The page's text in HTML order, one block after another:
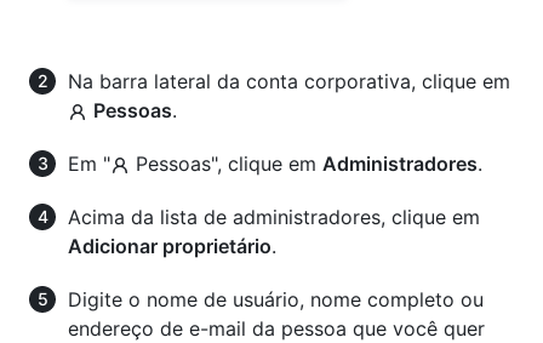
Na barra lateral da conta corporativa, clique em
Pessoas.
Em " Pessoas", clique em Administradores.
Acima da lista de administradores, clique em
Adicionar proprietário.
Digite o nome de usuário, nome completo ou
endereço de e-mail da pessoa que você quer